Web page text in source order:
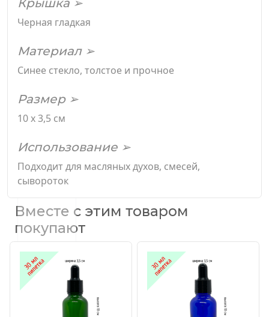
Черная гладкая
Материал ➢
Синее стекло, толстое и прочное
Размер ➢
10 х 3,5 см
Использование ➢
Подходит для масляных духов, смесей,
сывороток
Вместе с этим товаром
покупают